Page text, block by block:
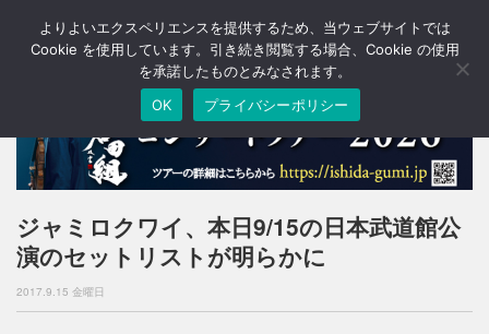
T
o
a
v
i
g
o
ジャミロクワイ、本日9/15の日本武道館公
演のセットリストが明らかに
2017.9.15 金曜日
よりよいエクスペリエンスを提供するため、当ウェブサイトでは
Cookie を使用しています。引き続き閲覧する場合、Cookie の使用
を承諾したものとみなされます。
OK
プライバシーポリシー